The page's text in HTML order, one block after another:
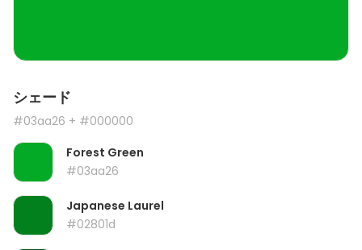
シェード
#03aa26 + #000000
Forest Green
#03aa26
Japanese Laurel
#02801d